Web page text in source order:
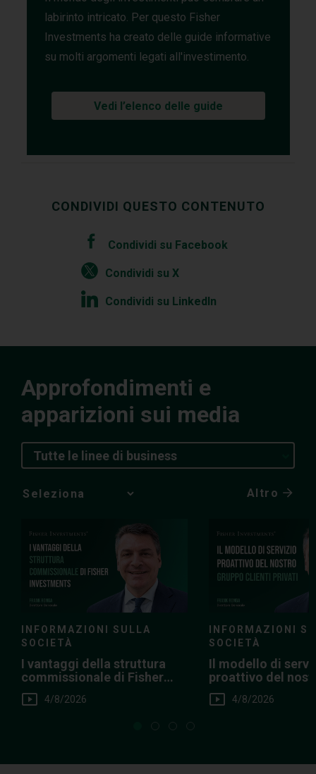
labirinto intricato. Per questo Fisher
Investments ha creato delle guide informative
su molti argomenti legati all'investimento.
Vedi l’elenco delle guide
CONDIVIDI QUESTO CONTENUTO
Condividi su Facebook
Condividi su X
Condividi su LinkedIn
Approfondimenti e
apparizioni sui media
Tutte le linee di business
Media
Altro
INFORMAZIONI SULLA
SOCIETÀ
I vantaggi della struttura
commissionale di Fisher
Investments
4/8/2026
INFORMAZIONI
SOCIETÀ
Il modello di
proattivo del
Clienti Privati
4/8/2026